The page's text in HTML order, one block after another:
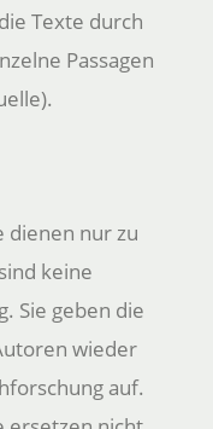
Texte durch
Passagen
dienen nur zu
keine
Sie geben die
wieder
auf.